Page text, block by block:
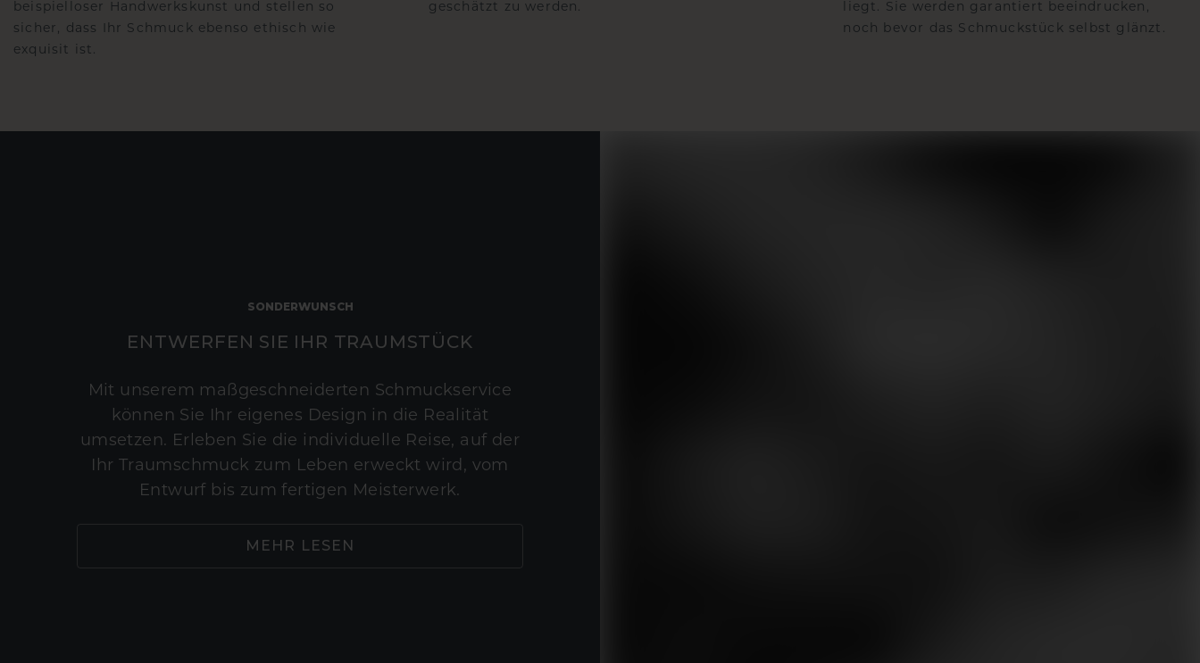
beispielloser Handwerkskunst und stellen so
sicher, dass Ihr Schmuck ebenso ethisch wie
exquisit ist.
geschätzt zu werden.
liegt. Sie werden garantiert beeindrucken,
noch bevor das Schmuckstück selbst glänzt.
SONDERWUNSCH
ENTWERFEN SIE IHR TRAUMSTÜCK
Mit unserem maßgeschneiderten Schmuckservice
können Sie Ihr eigenes Design in die Realität
umsetzen. Erleben Sie die individuelle Reise, auf der
Ihr Traumschmuck zum Leben erweckt wird, vom
Entwurf bis zum fertigen Meisterwerk.
MEHR LESEN